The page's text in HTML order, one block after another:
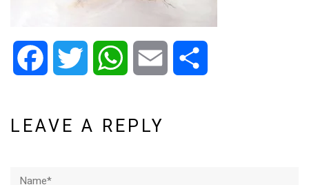
Facebook Twitter WhatsApp Email
LEAVE A REPLY